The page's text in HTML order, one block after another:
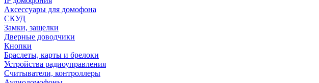
Аксессуары для домофона
СКУД
Замки, защелки
Дверные доводчики
Кнопки
Браслеты, карты и брелоки
Устройства радиоуправления
Считыватели, контроллеры